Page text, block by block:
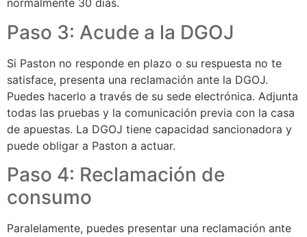
normalmente 30 días.
Paso 3: Acude a la DGOJ
Si Paston no responde en plazo o su respuesta no te
satisface, presenta una reclamación ante la DGOJ.
Puedes hacerlo a través de su sede electrónica. Adjunta
todas las pruebas y la comunicación previa con la casa
de apuestas. La DGOJ tiene capacidad sancionadora y
puede obligar a Paston a actuar.
Paso 4: Reclamación de
consumo
Paralelamente, puedes presentar una reclamación ante